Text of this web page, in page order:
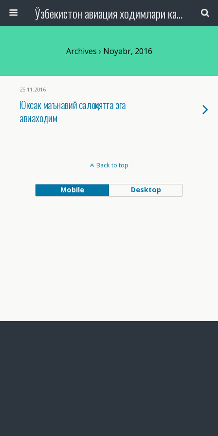
Ўзбекистон авиация ходимлари касаба уюшмаси Республика Кенгаши
Archives › Noyabr, 2016
25.11.2016
Юксак маънавий салоҳиятга эга
авиаходим
Back to top
Mobile Desktop